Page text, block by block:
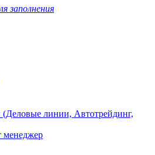
заполнения
линии, Автотрейдинг,
менеджер